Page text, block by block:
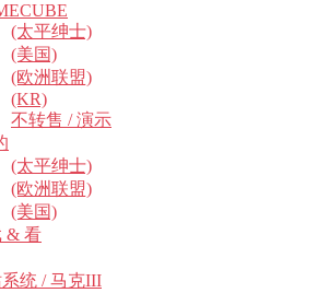
(太平绅士)
(美国)
(欧洲联盟)
(KR)
不转售 / 演示
(太平绅士)
(欧洲联盟)
(美国)
& 看
统 / 马克III